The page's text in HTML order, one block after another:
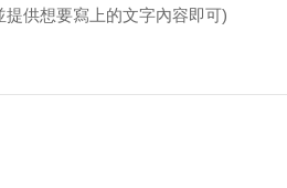
提供想要寫上的文字內容即可)